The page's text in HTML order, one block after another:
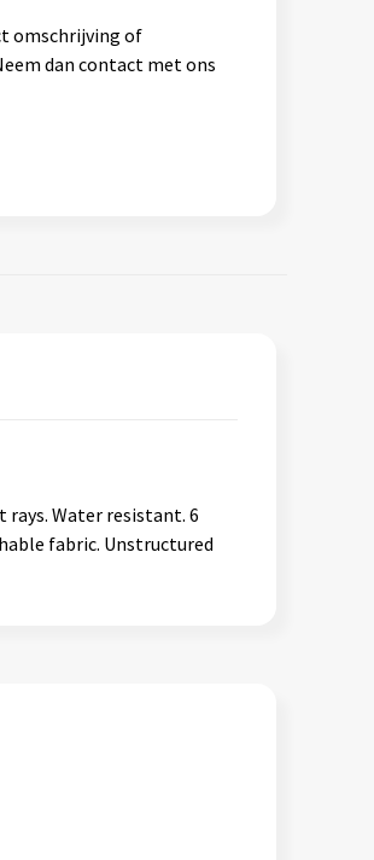
omschrijving of
dan contact met ons
Water resistant. 6
fabric. Unstructured